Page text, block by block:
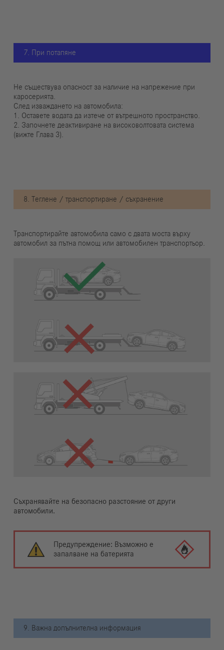
7. При потапяне
Не съществува опасност за наличие на напрежение при
каросерията.
След изваждането на автомобила:
1. Оставете водата да изтече от вътрешното пространство.
2. Започнете деактивиране на високоволтовата система
(вижте Глава 3).
8. Теглене / транспортиране / съхранение
Транспортирайте автомобила само с двата моста върху
автомобил за пътна помощ или автомобилен транспортьор.
Съхранявайте на безопасно разстояние от други
автомобили.
Предупреждение: Възможно е
запалване на батерията
9. Важна допълнителна информация